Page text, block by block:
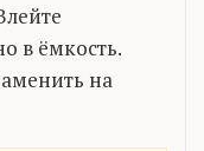
в ёмкость.
на